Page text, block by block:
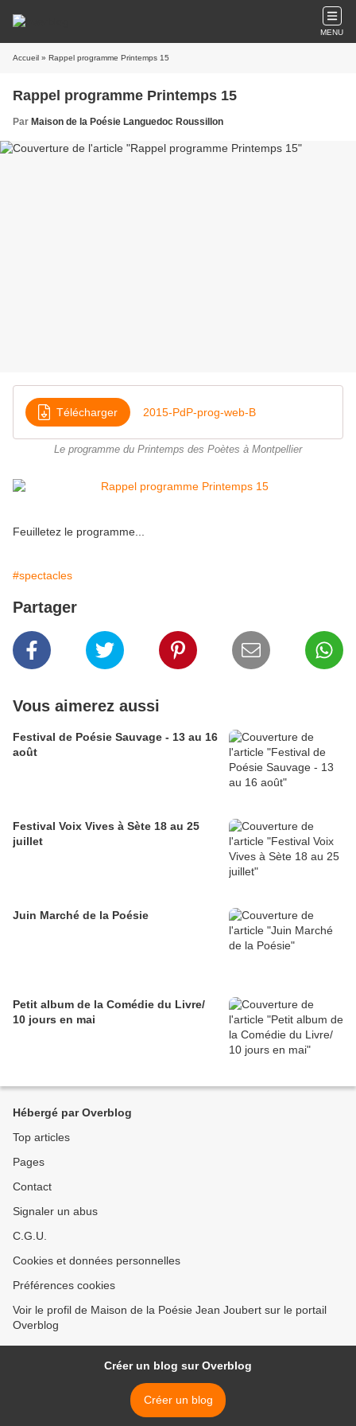
MENU
Accueil » Rappel programme Printemps 15
Rappel programme Printemps 15
Par Maison de la Poésie Languedoc Roussillon
Télécharger 2015-PdP-prog-web-B
Le programme du Printemps des Poètes à Montpellier
Feuilletez le programme...
#spectacles
Partager
Vous aimerez aussi
Festival de Poésie Sauvage - 13 au 16
août
Festival Voix Vives à Sète 18 au 25
juillet
Juin Marché de la Poésie
Petit album de la Comédie du Livre/
10 jours en mai
Hébergé par Overblog
Top articles
Pages
Contact
Signaler un abus
C.G.U.
Cookies et données personnelles
Préférences cookies
Voir le profil de Maison de la Poésie Jean Joubert sur le portail
Overblog
Créer un blog sur Overblog
Créer un blog